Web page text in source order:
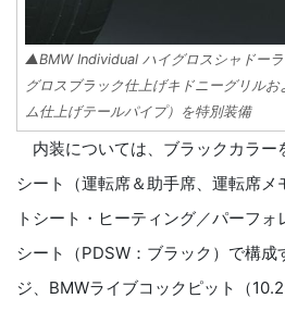
▲BMW Individual ハイグロスシャドー
グロスブラック仕上げキドニーグリル
ム仕上げテールパイプ）を特別装備
内装については、ブラックカラー
シート（運転席＆助手席、運転席メ
トシート・ヒーティング／パーフ
シート（PDSW：ブラック）で構成
ジ、BMWライブコックピット（